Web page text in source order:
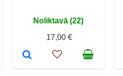
Noliktavā (22)
17,00 €